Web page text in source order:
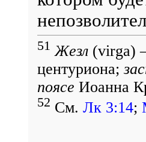
51 Жезл(virga)
центуриона;
поясе Иоанна
52 См. Лк 3:14;